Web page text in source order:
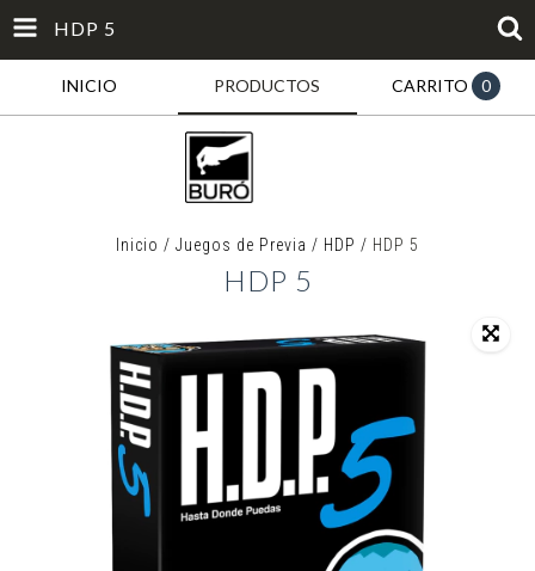
HDP 5
INICIO PRODUCTOS CARRITO 0
Inicio / Juegos de Previa / HDP / HDP 5
HDP 5